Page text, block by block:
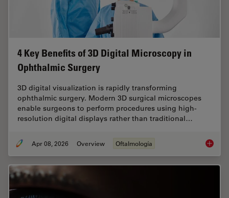
4 Key Benefits of 3D Digital Microscopy in
Ophthalmic Surgery
3D digital visualization is rapidly transforming
ophthalmic surgery. Modern 3D surgical microscopes
enable surgeons to perform procedures using high-
resolution digital displays rather than traditional…
Apr 08, 2026 Overview Oftalmología 4 Key